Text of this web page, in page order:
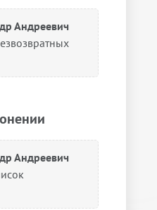
Андреевич
Андреевич